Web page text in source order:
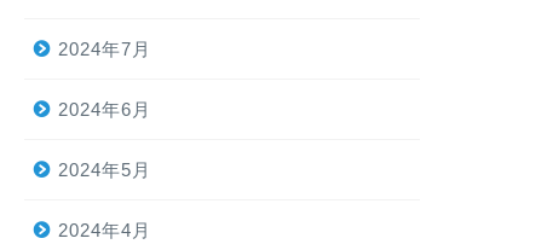
2024年7月
2024年6月
2024年5月
2024年4月